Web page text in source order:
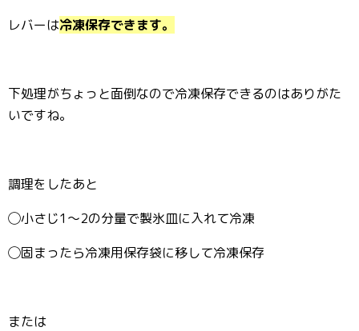
レバーは冷凍保存できます。
下処理がちょっと面倒なので冷凍保存できるのはありがた
いですね。
調理をしたあと
◯小さじ1〜2の分量で製氷皿に入れて冷凍
◯固まったら冷凍用保存袋に移して冷凍保存
または